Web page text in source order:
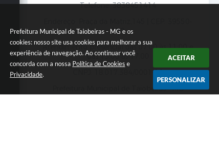
Prefeitura Municipal de Taiobeiras - MG e os
cookies: nosso site usa cookies para melhorar a sua
experiência de navegação. Ao continuar você
concorda com a nossa Política de Cookies e
Privacidade.
ACEITAR
PERSONALIZAR
Telefone: 3838451414
000
Atendimento presencial das 07:00 às 11:00 e
das 13:00 às 17:00
CNPJ: 18.017.384/0001-10
Prefeitura Municipal de Taiobeiras - MG